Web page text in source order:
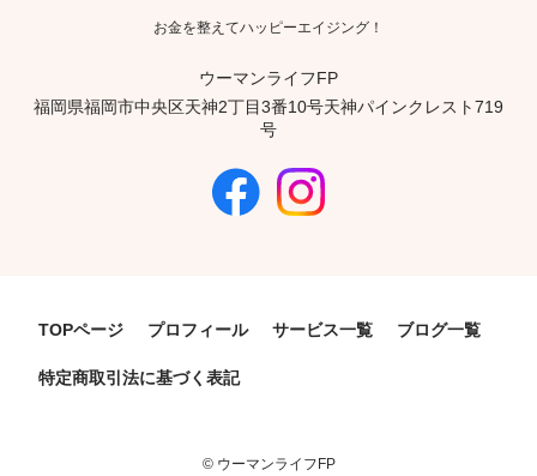
お金を整えてハッピーエイジング！
ウーマンライフFP
福岡県福岡市中央区天神2丁目3番10号天神パインクレスト719
号
TOPページ プロフィール サービス一覧 ブログ一覧
特定商取引法に基づく表記
© ウーマンライフFP